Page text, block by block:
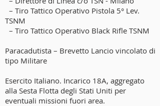
– Tiro Tattico Operativo Pistola 5° Lev.
TSNM
– Tiro Tattico Operativo Black Rifle TSNM
Paracadutista – Brevetto Lancio vincolato di
tipo Militare
Esercito Italiano. Incarico 18A, aggregato
alla Sesta Flotta degli Stati Uniti per
eventuali missioni fuori area.